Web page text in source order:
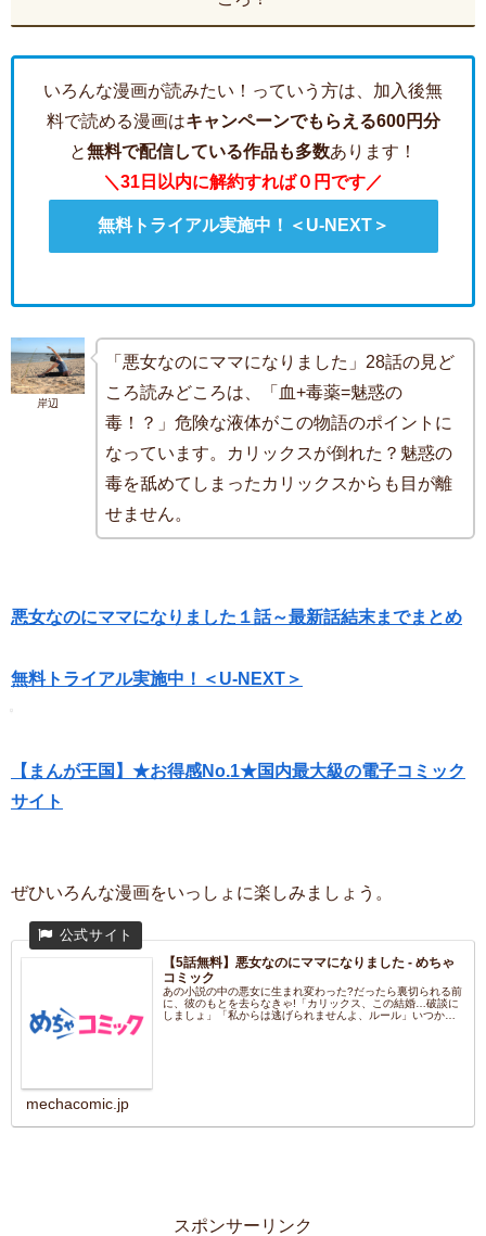
いろんな漫画が読みたい！っていう方は、加入後無
料で読める漫画はキャンペーンでもらえる600円分
と無料で配信している作品も多数あります！
＼31日以内に解約すれば０円です／
無料トライアル実施中！＜U-NEXT＞
岸辺
「悪女なのにママになりました」28話の見ど
ころ読みどころは、「血+毒薬=魅惑の
毒！？」危険な液体がこの物語のポイントに
なっています。カリックスが倒れた？魅惑の
毒を舐めてしまったカリックスからも目が離
せません。
悪女なのにママになりました１話～最新話結末までまとめ
無料トライアル実施中！＜U-NEXT＞
【まんが王国】★お得感No.1★国内最大級の電子コミック
サイト
ぜひいろんな漫画をいっしょに楽しみましょう。
【5話無料】悪女なのにママになりました - めちゃ
コミック
あの小説の中の悪女に生まれ変わった?だったら裏切られる前
に、彼のもとを去らなきゃ!「カリックス、この結婚…破談に
しましょ」「私からは逃げられませんよ、ルール」いつかは
mechacomic.jp
スポンサーリンク